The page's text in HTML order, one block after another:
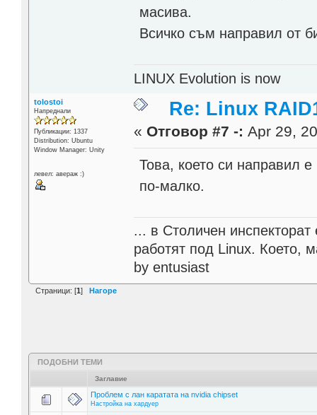
масива.
Всичко съм направил от
LINUX Evolution is now
tolostoi
Напреднали
Публикации: 1337
Distribution: Ubuntu
Window Manager: Unity
левел: авераж :)
Re: Linux
« Отговор #7 -: Apr 29,
Това, което си направил
по-малко.
... в Столичен
работят под Linux. Което,
by entusiast
Страници: [1] Нагоре
ПОДОБНИ ТЕМИ
Заглавие
Проблем с лан каратата на nvidia chipset
Настройка на хардуер